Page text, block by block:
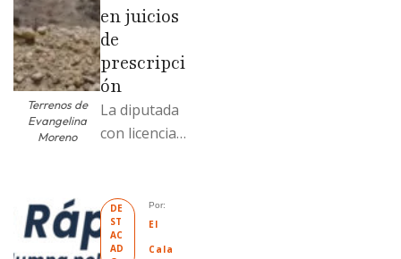
Terrenos de
Evangelina
Moreno
en juicios
de
prescripci
ón
La diputada
con licencia
antecedente
s de
prescripción
DE
ST
AC
AD
Por:
El
Cala